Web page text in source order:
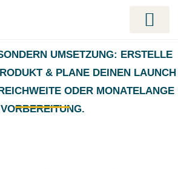
UMSETZUNG: ERSTELLE
& PLANE DEINEN LAUNCH
ODER MONATELANGE V
ORBEREITUNG.